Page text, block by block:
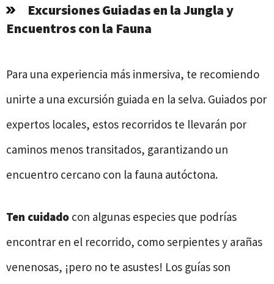
Excursiones Guiadas en la Jungla y
Encuentros con la Fauna
Para una experiencia más inmersiva, te recomiendo
unirte a una excursión guiada en la selva. Guiados por
expertos locales, estos recorridos te llevarán por
caminos menos transitados, garantizando un
encuentro cercano con la fauna autóctona.
Ten cuidado con algunas especies que podrías
encontrar en el recorrido, como serpientes y arañas
venenosas, ¡pero no te asustes! Los guías son